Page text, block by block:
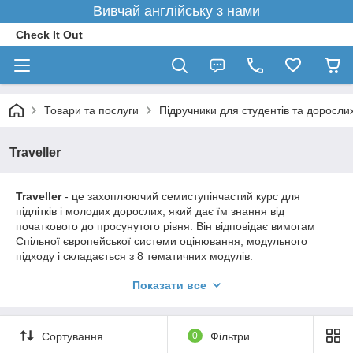
Вивчай англійську з нами
Check It Out
Товари та послуги Підручники для студентів та
Traveller
Traveller- це захоплюючий семиступінчастий курс для
підлітків і молодих дорослих, який дає їм знання від
початкового до просунутого рівня. Він відповідає вимогам
Спільної європейської системи оцінювання, модульного
підходу і складається з 8 тематичних модулів.
студентів по всьому світу. Його перевірена методологія
навичкам у вивченні мови.
Traveller
добре відомий тим, що
Показати все
Сортування 0 Фільтри